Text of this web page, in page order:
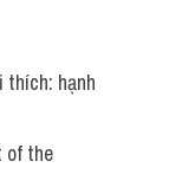
thích: hạnh
of the